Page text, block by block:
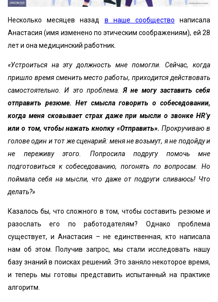
Несколько месяцев назад в наше сообщество написала
Анастасия (имя изменено по этическим соображениям), ей 28
лет и она медицинский работник.
«Устроиться на эту должность мне помогли. Сейчас, когда
пришло время сменить место работы, приходится действовать
самостоятельно. И это проблема.Я не могу заставить себя
отправить резюме. Нет смысла говорить о собеседовании,
когда меня сковывает страх даже при мысли о звонке HR’у
или о том, чтобы нажать кнопку «Отправить». Прокручиваю в
голове один и тот же сценарий: меня не возьмут, я не подойду и
не переживу этого. Попросила подругу помочь мне
подготовиться к собеседованию, погонять по вопросам. Но
поймала себя на мысли, что даже от подруги сливаюсь! Что
делать?»
Казалось бы, что сложного в том, чтобы составить резюме и
разослать его по работодателям? Однако проблема
существует, и Анастасия – не единственная, кто написала
нам об этом. Получив запрос, мы стали исследовать нашу
базу знаний в поисках решений. Это заняло некоторое время,
и теперь мы готовы представить испытанный на практике
алгоритм.